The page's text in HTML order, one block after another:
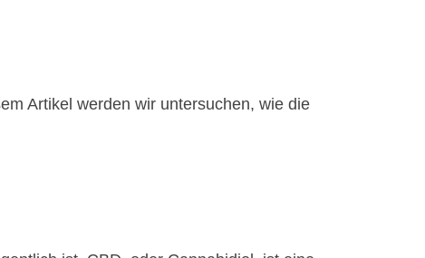
Artikel werden wir untersuchen, wie die